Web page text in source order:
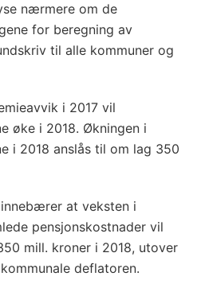
nærmere om de
for beregning av
til alle kommuner og
i 2017 vil
øke i 2018. Økningen i
i 2018 anslås til om lag 350
at veksten i
pensjonskostnader vil
mill. kroner i 2018, utover
deflatoren.